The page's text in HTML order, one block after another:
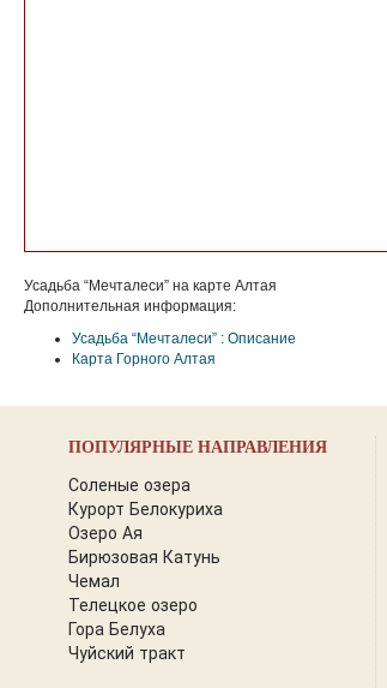
Усадьба “Мечталеси” на карте Алтая
Дополнительная информация:
Усадьба “Мечталеси” : Описание
Карта Горного Алтая
ПОПУЛЯРНЫЕ НАПРАВЛЕНИЯ
Соленые озера
Курорт Белокуриха
Озеро Ая
Бирюзовая Катунь
Чемал
Телецкое озеро
Гора Белуха
Чуйский тракт